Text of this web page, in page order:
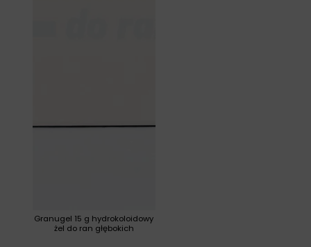
Granugel 15 g hydrokoloidowy
żel do ran głębokich